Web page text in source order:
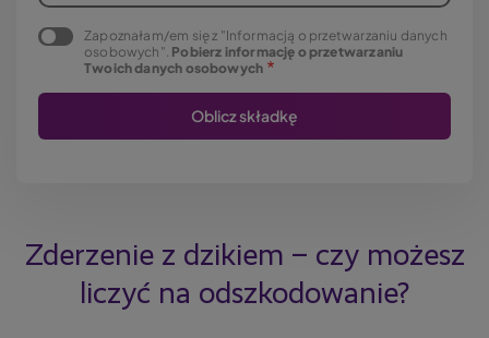
Zapoznałam/em się z "Informacją o przetwarzaniu danych
osobowych". Pobierz informację o przetwarzaniu
Twoich danych osobowych
Zderzenie z dzikiem – czy możesz
liczyć na odszkodowanie?